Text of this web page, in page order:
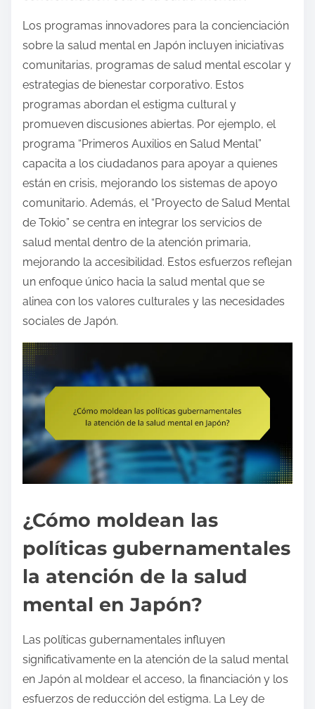
Los programas innovadores para la concienciación
sobre la salud mental en Japón incluyen iniciativas
comunitarias, programas de salud mental escolar y
estrategias de bienestar corporativo. Estos
programas abordan el estigma cultural y
promueven discusiones abiertas. Por ejemplo, el
programa “Primeros Auxilios en Salud Mental”
capacita a los ciudadanos para apoyar a quienes
están en crisis, mejorando los sistemas de apoyo
comunitario. Además, el “Proyecto de Salud Mental
de Tokio” se centra en integrar los servicios de
salud mental dentro de la atención primaria,
mejorando la accesibilidad. Estos esfuerzos reflejan
un enfoque único hacia la salud mental que se
alinea con los valores culturales y las necesidades
sociales de Japón.
¿Cómo moldean las
políticas gubernamentales
la atención de la salud
mental en Japón?
Las políticas gubernamentales influyen
significativamente en la atención de la salud mental
en Japón al moldear el acceso, la financiación y los
esfuerzos de reducción del estigma. La Ley de